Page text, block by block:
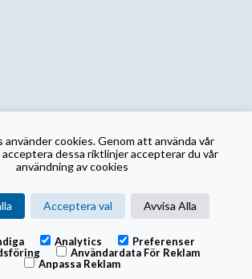
använder cookies. Genom att använda vår
dessa riktlinjer accepterar du vår
användning av cookies
Acceptera val Avvisa Alla
Analytics
Preferenser
Användardata För Reklam
Anpassa Reklam